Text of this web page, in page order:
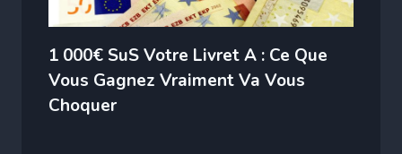
1 000€ SuS Votre Livret A : Ce Que
Vous Gagnez Vraiment Va Vous
Choquer